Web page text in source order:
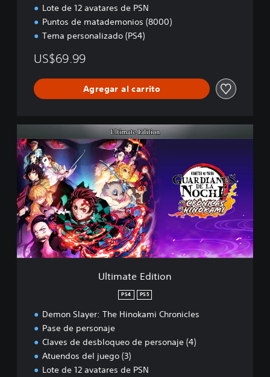
Lote de 12 avatares de PSN
Puntos de matademonios (8000)
Tema personalizado (PS4)
US$69.99
Agregar al carrito
l
t
i
m
t
e
E
d
i
t
Ultimate Edition
PS4 PS5
Demon Slayer: The Hinokami Chronicles
Pase de personaje
Claves de desbloqueo de personaje (4)
Atuendos del juego (3)
Lote de 12 avatares de PSN